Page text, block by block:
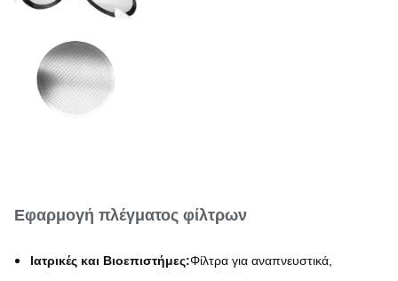
Υλικό
Εφαρμογή πλέγματος φίλτρων
Ιατρικές και Βιοεπιστήμες:Φίλτρα για αναπνευστικά,